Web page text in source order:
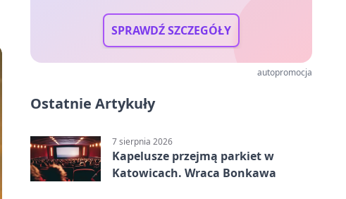
SPRAWDŹ SZCZEGÓŁY
autopromocja
Ostatnie Artykuły
7 sierpnia 2026
Kapelusze przejmą parkiet w
Katowicach. Wraca Bonkawa